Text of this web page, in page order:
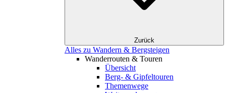
Zurück
Alles zu Wandern & Bergsteigen
Wanderrouten & Touren
Übersicht
Berg- & Gipfeltouren
Themenwege